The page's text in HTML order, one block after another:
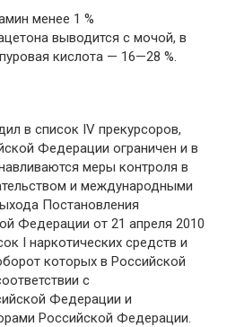
менее 1 %
выводится с мочой, в
кислота — 16—28 %.
в список IV прекурсоров,
Федерации ограничен и в
меры контроля в
и международными
Постановления
Федерации от 21 апреля 2010
I наркотических средств и
которых в Российской
с
Федерации и
Российской Федерации.